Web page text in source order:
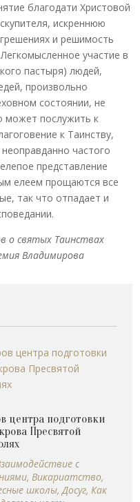
благодати Христовой
искреннюю
и решимость
участие в
пастыря) людей,
произвольно
состоянии, не
может послужить к
к Таинству,
частого
представление
елеем прощаются все
так что отпадает и
о святых Таинствах
Владимирова
центра подготовки
Пресвятой
с
,Викариатство,
школы,Досуг,Как